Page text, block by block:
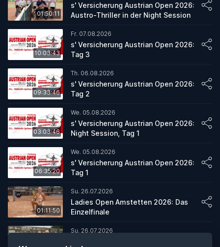
01:50:11
s' Versicherung Austrian Open 2026:
Austro-Thriller in der Night Session
10:03:43
Fr. 07.08.2026
s' Versicherung Austrian Open 2026:
Tag 3
09:33:46
Th. 06.08.2026
s' Versicherung Austrian Open 2026:
Tag 2
03:03:46
We. 05.08.2026
s' Versicherung Austrian Open 2026:
Night Session, Tag 1
06:35:20
We. 05.08.2026
s' Versicherung Austrian Open 2026:
Tag 1
01:11:50
Su. 26.07.2026
Ladies Open Amstetten 2026: Das
Einzelfinale
Su. 26.07.2026